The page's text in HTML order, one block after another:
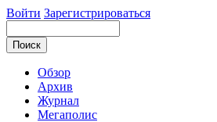
Войти Зарегистрироваться
Обзор
Архив
Журнал
Мегаполис